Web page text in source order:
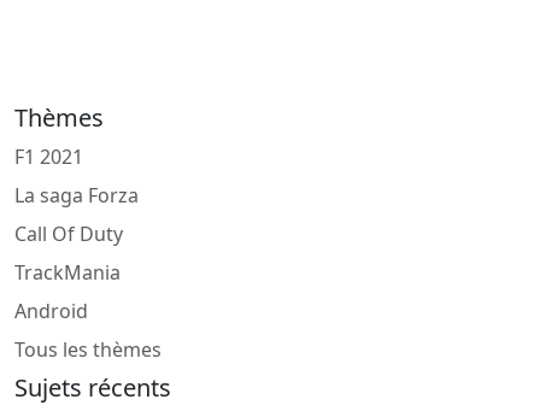
Thèmes
F1 2021
La saga Forza
Call Of Duty
TrackMania
Android
Tous les thèmes
Sujets récents